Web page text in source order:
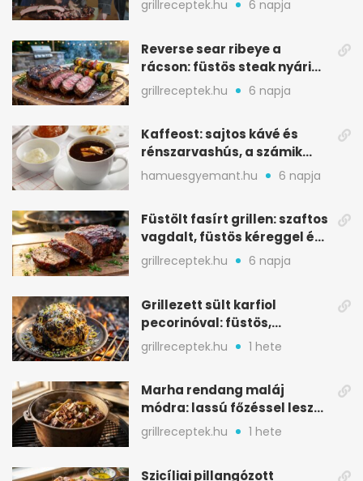
grillreceptek.hu 6 napja
Reverse sear ribeye a
rácson: füstös steak nyári
tökkebabbal
grillreceptek.hu 6 napja
Kaffeost: sajtos kávé és
rénszarvashús, a számik
melegítő itala
hamuesgyemant.hu 6 napja
Füstölt fasírt grillen: szaftos
vagdalt, füstös kéreggel és
BBQ mázzal
grillreceptek.hu 6 napja
Grillezett sült karfiol
pecorinóval: füstös,
karamellizált nyári kedvenc
grillreceptek.hu 1 hete
Marha rendang maláj
módra: lassú főzéssel lesz
igazán szaftos
grillreceptek.hu 1 hete
Szicíliai pillangózott